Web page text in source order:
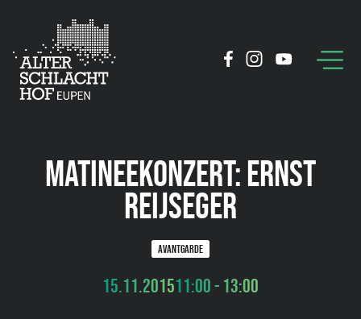
MATINEEKONZERT: ERNST
REIJSEGER
AVANTGARDE
15.11.201511:00 - 13:00